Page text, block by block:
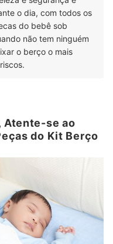
o dia, com todos os
do bebê sob
não tem ninguém
o berço o mais
Atente-se ao
do Kit Berço